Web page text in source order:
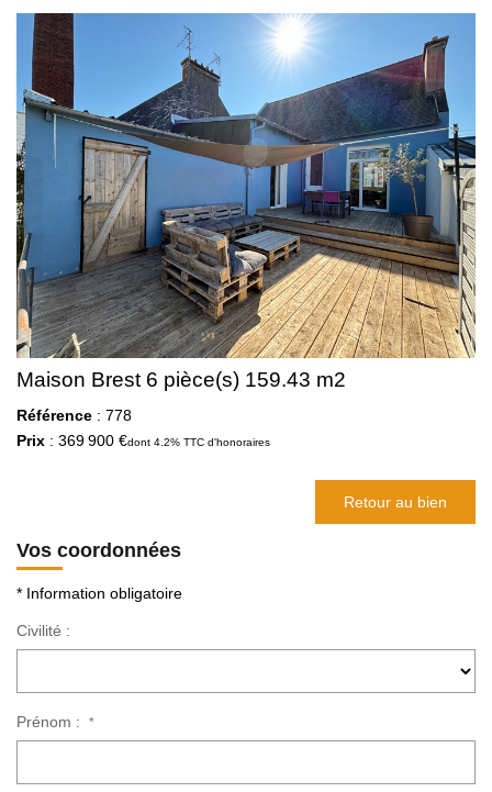
Maison Brest 6 pièce(s) 159.43 m2
Référence : 778
Prix : 369 900 €dont 4.2% TTC d'honoraires
Retour au bien
Vos coordonnées
* Information obligatoire
Civilité :
Prénom : *